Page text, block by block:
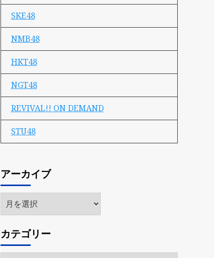
SKE48
NMB48
HKT48
NGT48
REVIVAL!! ON DEMAND
STU48
アーカイブ
ア
ー
イ
ブ
カテゴリー